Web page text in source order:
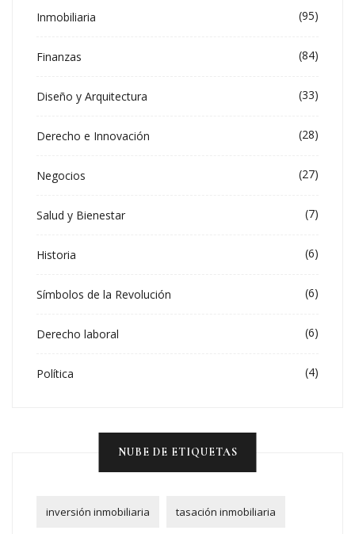
Inmobiliaria (95)
Finanzas (84)
Diseño y Arquitectura (33)
Derecho e Innovación (28)
Negocios (27)
Salud y Bienestar (7)
Historia (6)
Símbolos de la Revolución (6)
Derecho laboral (6)
Política (4)
NUBE DE ETIQUETAS
inversión inmobiliaria tasación inmobiliaria